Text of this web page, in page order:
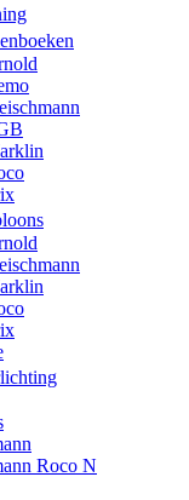
Roco N